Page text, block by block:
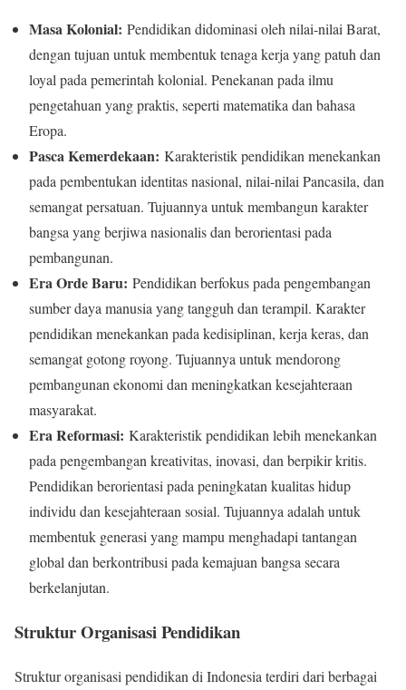
Masa Kolonial: Pendidikan didominasi oleh nilai-nilai Barat,
dengan tujuan untuk membentuk tenaga kerja yang patuh dan
loyal pada pemerintah kolonial. Penekanan pada ilmu
pengetahuan yang praktis, seperti matematika dan bahasa
Eropa.
Pasca Kemerdekaan: Karakteristik pendidikan menekankan
pada pembentukan identitas nasional, nilai-nilai Pancasila, dan
semangat persatuan. Tujuannya untuk membangun karakter
bangsa yang berjiwa nasionalis dan berorientasi pada
pembangunan.
Era Orde Baru: Pendidikan berfokus pada pengembangan
sumber daya manusia yang tangguh dan terampil. Karakter
pendidikan menekankan pada kedisiplinan, kerja keras, dan
semangat gotong royong. Tujuannya untuk mendorong
pembangunan ekonomi dan meningkatkan kesejahteraan
masyarakat.
Era Reformasi: Karakteristik pendidikan lebih menekankan
pada pengembangan kreativitas, inovasi, dan berpikir kritis.
Pendidikan berorientasi pada peningkatan kualitas hidup
individu dan kesejahteraan sosial. Tujuannya adalah untuk
membentuk generasi yang mampu menghadapi tantangan
global dan berkontribusi pada kemajuan bangsa secara
berkelanjutan.
Struktur Organisasi Pendidikan
Struktur organisasi pendidikan di Indonesia terdiri dari berbagai